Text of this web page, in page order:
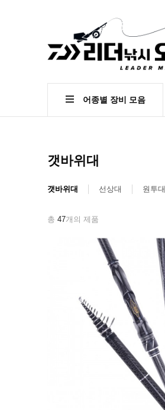
어종별 장비 모음
갯바위대
갯바위대 선상대 원투대
총 47개의 제품